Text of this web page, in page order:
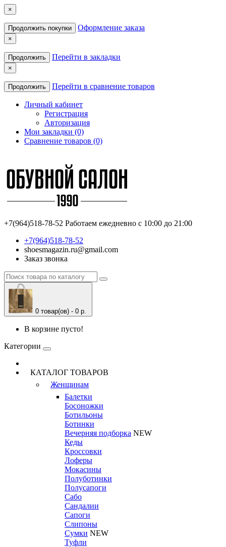
×
Продолжить покупки Оформление заказа
×
Продолжить Перейти в закладки
×
Продолжить Перейти в сравнение товаров
Личный кабинет
Регистрация
Авторизация
Мои закладки (0)
Сравнение товаров (0)
+7(964)518-78-52 Работаем ежедневно с 10:00 до 21:00
+7(964)518-78-52
shoesmagazin.ru@gmail.com
Заказ звонка
0 товар(ов) - 0 р.
В корзине пусто!
Категории
КАТАЛОГ ТОВАРОВ
Женщинам
Балетки
Босоножки
Ботильоны
Ботинки
Вечерняя подборка NEW
Кеды
Кроссовки
Лоферы
Мокасины
Полуботинки
Полусапоги
Сабо
Сандалии
Сапоги
Слипоны
Сумки NEW
Туфли